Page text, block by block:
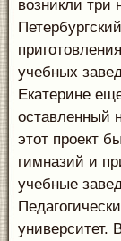
возникли три
учебных
Екатерине
оставленный
этот проект
гимназий и
учебные
университет.